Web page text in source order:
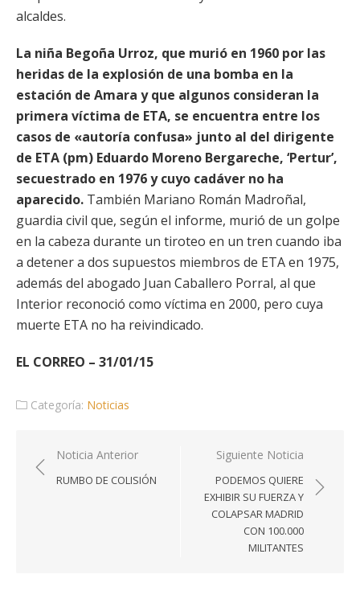
alcaldes.
La niña Begoña Urroz, que murió en 1960 por las
heridas de la explosión de una bomba en la
estación de Amara y que algunos consideran la
primera víctima de ETA, se encuentra entre los
casos de «autoría confusa» junto al del dirigente
de ETA (pm) Eduardo Moreno Bergareche, ‘Pertur’,
secuestrado en 1976 y cuyo cadáver no ha
aparecido. También Mariano Román Madroñal,
guardia civil que, según el informe, murió de un golpe
en la cabeza durante un tiroteo en un tren cuando iba
a detener a dos supuestos miembros de ETA en 1975,
además del abogado Juan Caballero Porral, al que
Interior reconoció como víctima en 2000, pero cuya
muerte ETA no ha reivindicado.
EL CORREO – 31/01/15
Categoría: Noticias
Navegación
de
Noticia Anterior
RUMBO DE COLISIÓN
Siguiente Noticia
PODEMOS QUIERE
EXHIBIR SU FUERZA Y
COLAPSAR MADRID
CON 100.000
MILITANTES